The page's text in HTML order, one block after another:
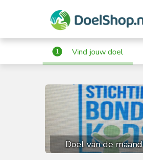
1 Vind jouw doel
Doel van de maand